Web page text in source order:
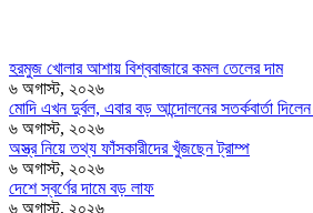
হরমুজ খোলার আশায় বিশ্ববাজারে কমল তেলের দাম
৬ অগাস্ট, ২০২৬
মোদি এখন দুর্বল, এবার বড় আন্দোলনের সতর্কবার্তা
৬ অগাস্ট, ২০২৬
অস্ত্র নিয়ে তথ্য ফাঁসকারীদের খুঁজছেন ট্রাম্প
৬ অগাস্ট, ২০২৬
দেশে স্বর্ণের দামে বড় লাফ
৬ অগাস্ট, ২০২৬